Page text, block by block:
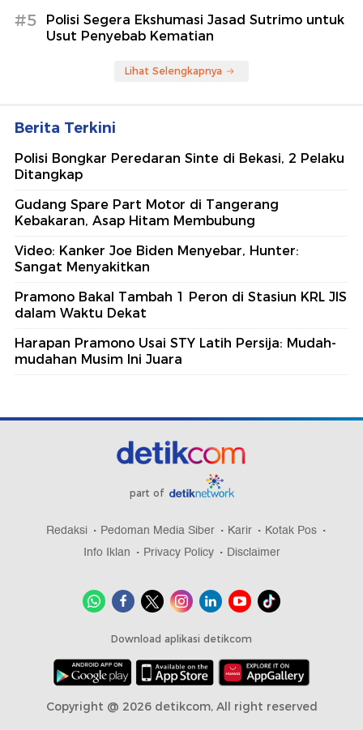
#5
Polisi Segera Ekshumasi Jasad Sutrimo untuk
Usut Penyebab Kematian
Lihat Selengkapnya
Berita Terkini
Polisi Bongkar Peredaran Sinte di Bekasi, 2 Pelaku
Ditangkap
Gudang Spare Part Motor di Tangerang
Kebakaran, Asap Hitam Membubung
Video: Kanker Joe Biden Menyebar, Hunter:
Sangat Menyakitkan
Pramono Bakal Tambah 1 Peron di Stasiun KRL JIS
dalam Waktu Dekat
Harapan Pramono Usai STY Latih Persija: Mudah-
mudahan Musim Ini Juara
part of
Redaksi Pedoman Media Siber Karir
Kotak Pos
Info Iklan
Privacy Policy Disclaimer
Download aplikasi detikcom
Copyright @ 2026 detikcom, All right reserved